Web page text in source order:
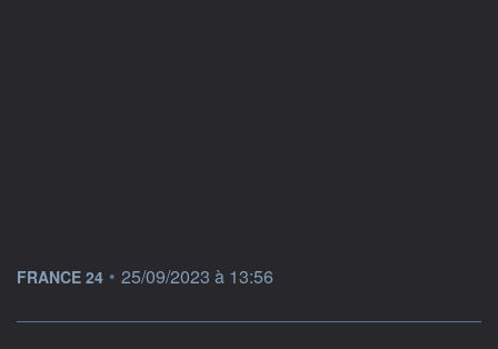
information fournie par
FRANCE 24 • 25/09/2023 à 13:56